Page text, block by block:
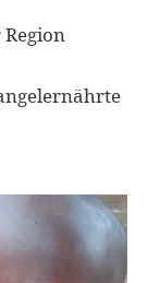
nutzen
helfen
Online-